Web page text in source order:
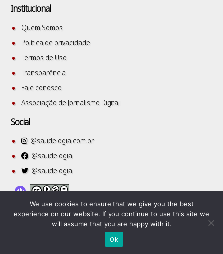
Institucional
Quem Somos
Política de privacidade
Termos de Uso
Transparência
Fale conosco
Associação de Jornalismo Digital
Social
@saudelogia.com.br
@saudelogia
@saudelogia
| WordPress Theme by
We use cookies to ensure that we give you the best
experience on our website. If you continue to use this site we
will assume that you are happy with it.
Ok